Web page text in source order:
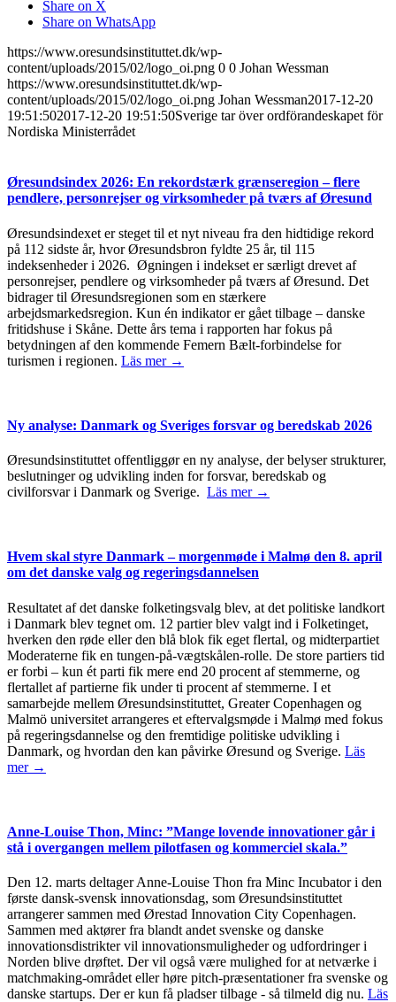
Share on X
Share on WhatsApp
https://www.oresundsinstituttet.dk/wp-
content/uploads/2015/02/logo_oi.png 0 0 Johan Wessman
https://www.oresundsinstituttet.dk/wp-
content/uploads/2015/02/logo_oi.png Johan Wessman2017-12-20
19:51:502017-12-20 19:51:50Sverige tar över ordförandeskapet för
Nordiska Ministerrådet
Øresundsindex 2026: En rekordstærk grænseregion – flere
pendlere, personrejser og virksomheder på tværs af Øresund
Øresundsindexet er steget til et nyt niveau fra den hidtidige rekord
på 112 sidste år, hvor Øresundsbron fyldte 25 år, til 115
indeksenheder i 2026. Øgningen i indekset er særligt drevet af
personrejser, pendlere og virksomheder på tværs af Øresund. Det
bidrager til Øresundsregionen som en stærkere
arbejdsmarkedsregion. Kun én indikator er gået tilbage – danske
fritidshuse i Skåne. Dette års tema i rapporten har fokus på
betydningen af den kommende Femern Bælt-forbindelse for
turismen i regionen. Läs mer →
Ny analyse: Danmark og Sveriges forsvar og beredskab 2026
Øresundsinstituttet offentliggør en ny analyse, der belyser strukturer,
beslutninger og udvikling inden for forsvar, beredskab og
civilforsvar i Danmark og Sverige. Läs mer →
Hvem skal styre Danmark – morgenmøde i Malmø den 8. april
om det danske valg og regeringsdannelsen
Resultatet af det danske folketingsvalg blev, at det politiske landkort
i Danmark blev tegnet om. 12 partier blev valgt ind i Folketinget,
hverken den røde eller den blå blok fik eget flertal, og midterpartiet
Moderaterne fik en tungen-på-vægtskålen-rolle. De store partiers tid
er forbi – kun ét parti fik mere end 20 procent af stemmerne, og
flertallet af partierne fik under ti procent af stemmerne. I et
samarbejde mellem Øresundsinstituttet, Greater Copenhagen og
Malmö universitet arrangeres et eftervalgsmøde i Malmø med fokus
på regeringsdannelse og den fremtidige politiske udvikling i
Danmark, og hvordan den kan påvirke Øresund og Sverige. Läs
mer →
Anne-Louise Thon, Minc: ”Mange lovende innovationer går i
stå i overgangen mellem pilotfasen og kommerciel skala.”
Den 12. marts deltager Anne-Louise Thon fra Minc Incubator i den
første dansk-svensk innovationsdag, som Øresundsinstituttet
arrangerer sammen med Ørestad Innovation City Copenhagen.
Sammen med aktører fra blandt andet svenske og danske
innovationsdistrikter vil innovationsmuligheder og udfordringer i
Norden blive drøftet. Der vil også være mulighed for at netværke i
matchmaking-området eller høre pitch-præsentationer fra svenske og
danske startups. Der er kun få pladser tilbage - så tilmeld dig nu. Läs